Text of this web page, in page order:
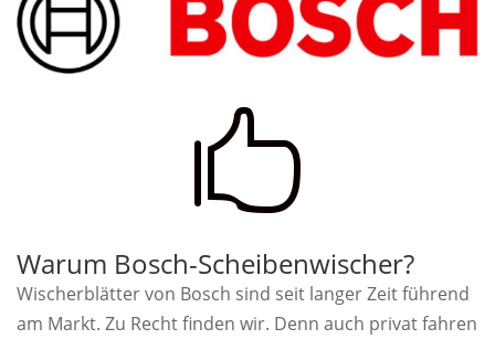

Warum Bosch-Scheibenwischer?
Wischerblätter von Bosch sind seit langer Zeit führend
am Markt. Zu Recht finden wir. Denn auch privat fahren